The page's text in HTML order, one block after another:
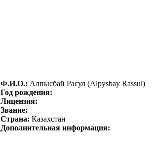
Ф.И.О.: Алпыcбaй Рacул (Alpysbay Rassul)
Год рождения:
Лицензия:
Звание:
Страна: Казахстан
Дополнительная информация: